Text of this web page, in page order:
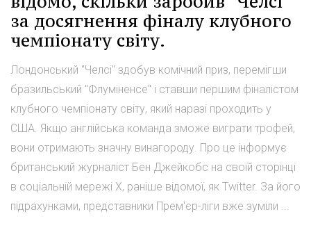
за досягнення фіналу клубного
чемпіонату світу.
Лондонський "Челсі" здобув комічний приз, перемігши
бразильський "Флуміненсе" і ставши першим фіналістом
клубного чемпіонату світу, який наразі проходить у
США. Якщо англійська команда зможе виграти трофей,
вони отримають значну винагороду. Про це інформує
британський журналіст Бен Джейкобс на своїй сторінці
в соціальній мережі Х, раніше відомої, як Twitter. За його
підрахунками, представники Прем'єр-ліги вже зуміли ...